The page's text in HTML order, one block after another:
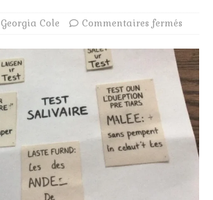
Georgia Cole Commentaires fermés